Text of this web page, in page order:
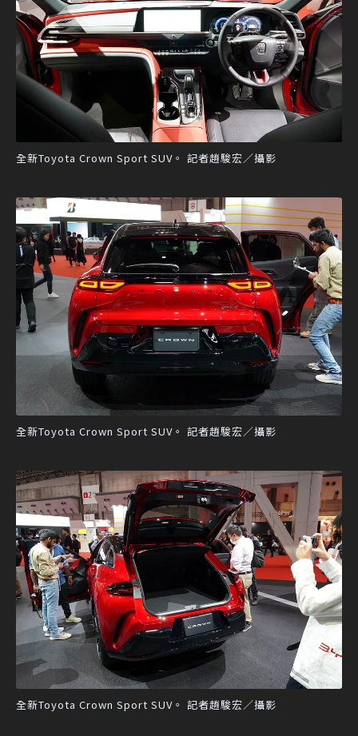
全新Toyota Crown Sport SUV。 記者趙駿宏／攝影
全新Toyota Crown Sport SUV。 記者趙駿宏／攝影
全新Toyota Crown Sport SUV。 記者趙駿宏／攝影